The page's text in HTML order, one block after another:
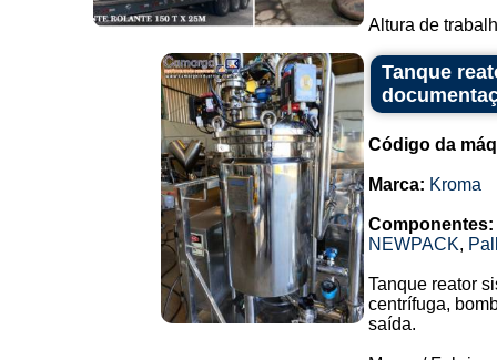
Altura de
Tanque
Código da
Marca: Kroma
Componentes:
NEWPACK,
Tanque reator
centrífuga,
saída.